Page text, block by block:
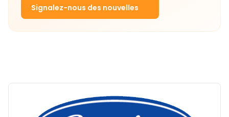
Signalez-nous des nouvelles